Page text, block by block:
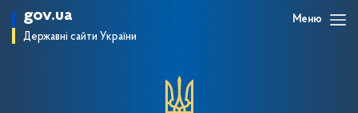
gov.ua
Державні сайти України
Меню